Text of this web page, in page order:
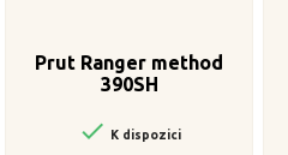
Prut Ranger method
390SH
 K dispozici